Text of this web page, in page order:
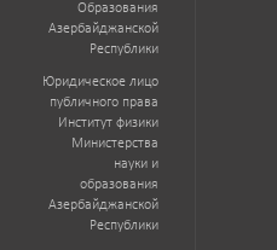
Образования
Азербайджанской
Республики
Юридическое лицо
публичного права
Институт физики
Министерства
науки и
образования
Азербайджанской
Республики